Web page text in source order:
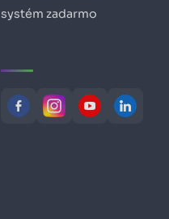
systém zadarmo